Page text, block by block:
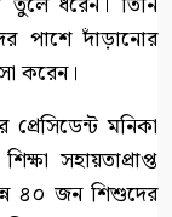
পাশে দাঁড়ানোর
করেন।
প্রেসিডেন্ট মনিকা
সহায়তাপ্রাপ্ত
৪০ জন শিশুদের